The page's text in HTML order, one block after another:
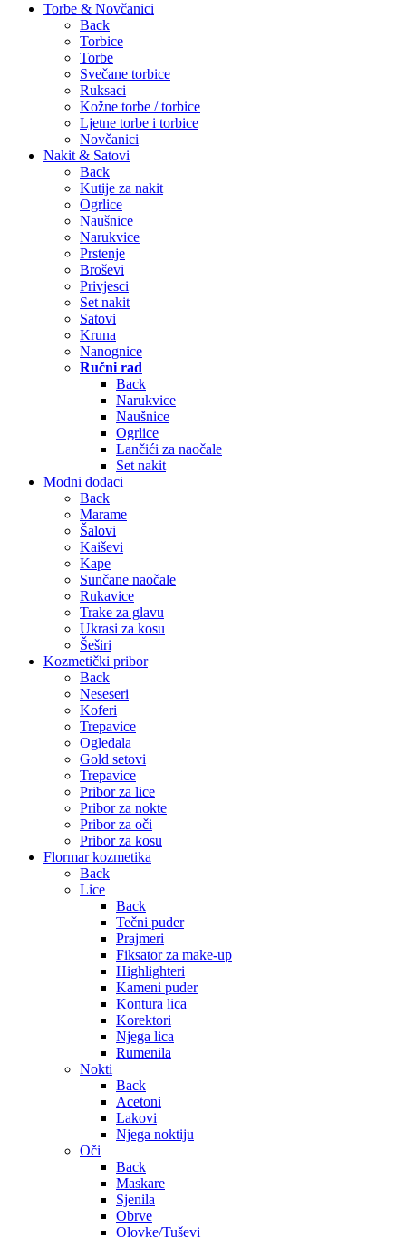
Torbe & Novčanici
Back
Torbice
Torbe
Svečane torbice
Ruksaci
Kožne torbe / torbice
Ljetne torbe i torbice
Novčanici
Nakit & Satovi
Back
Kutije za nakit
Ogrlice
Naušnice
Narukvice
Prstenje
Broševi
Privjesci
Set nakit
Satovi
Kruna
Nanognice
Ručni rad
Back
Narukvice
Naušnice
Ogrlice
Lančići za naočale
Set nakit
Modni dodaci
Back
Marame
Šalovi
Kaiševi
Kape
Sunčane naočale
Rukavice
Trake za glavu
Ukrasi za kosu
Šeširi
Kozmetički pribor
Back
Neseseri
Koferi
Trepavice
Ogledala
Gold setovi
Trepavice
Pribor za lice
Pribor za nokte
Pribor za oči
Pribor za kosu
Flormar kozmetika
Back
Lice
Back
Tečni puder
Prajmeri
Fiksator za make-up
Highlighteri
Kameni puder
Kontura lica
Korektori
Njega lica
Rumenila
Nokti
Back
Acetoni
Lakovi
Njega noktiju
Oči
Back
Maskare
Sjenila
Obrve
Olovke/Tuševi